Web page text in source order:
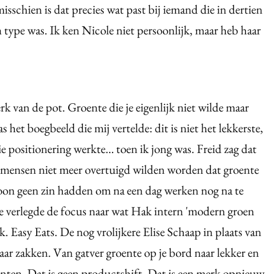
is dat precies wat past bij iemand die in dertien
type was. Ik ken Nicole niet persoonlijk, maar heb haar
van de pot. Groente die je eigenlijk niet wilde maar
het boegbeeld die mij vertelde: dit is niet het lekkerste,
positionering werkte… toen ik jong was. Freid zag dat
niet meer overtuigd wilden worden dat groente
geen zin hadden om na een dag werken nog na te
verlegde de focus naar wat Hak intern 'modern groen
Easy Eats. De nog vrolijkere Elise Schaap in plaats van
zakken. Van gatver groente op je bord naar lekker en